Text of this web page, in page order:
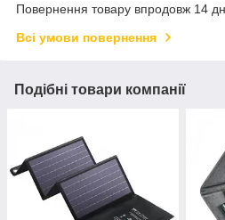
Повернення товару впродовж 14
Всі умови повернення
Подібні товари компанії